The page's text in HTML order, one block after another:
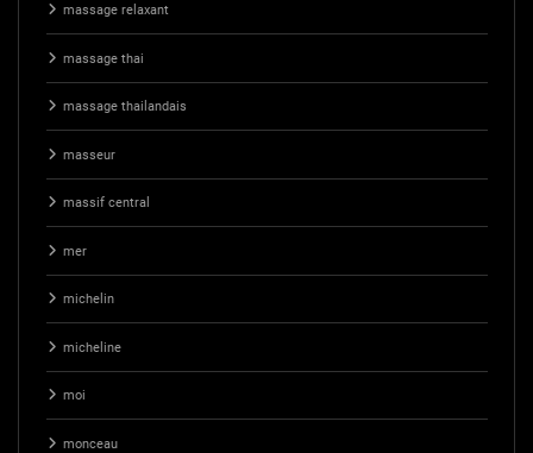
massage relaxant
massage thai
massage thailandais
masseur
massif central
mer
michelin
micheline
moi
monceau